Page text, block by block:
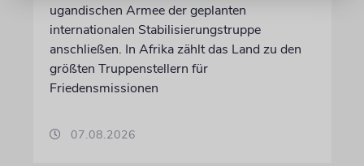
ugandischen Armee der geplanten
internationalen Stabilisierungstruppe
anschließen. In Afrika zählt das Land zu den
größten Truppenstellern für
Friedensmissionen
07.08.2026